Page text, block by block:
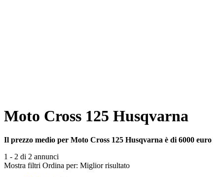
Moto Cross 125 Husqvarna
Il prezzo medio per Moto Cross 125 Husqvarna è di 6000 euro
1 - 2 di 2 annunci
Mostra filtri Ordina per: Miglior risultato